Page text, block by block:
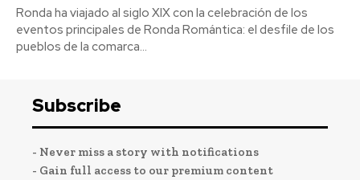
Ronda ha viajado al siglo XIX con la celebración de los
eventos principales de Ronda Romántica: el desfile de los
pueblos de la comarca...
Subscribe
- Never miss a story with notifications
- Gain full access to our premium content